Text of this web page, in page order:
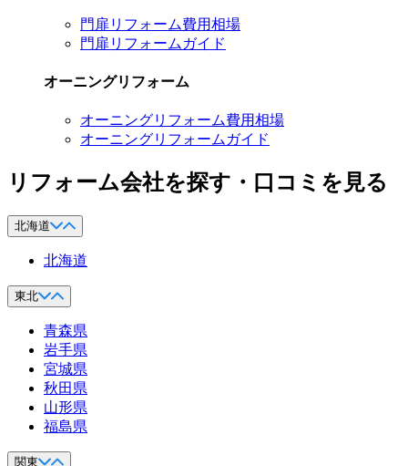
門扉リフォーム費用相場
門扉リフォームガイド
オーニングリフォーム
オーニングリフォーム費用相場
オーニングリフォームガイド
リフォーム会社を探す・口コミを見る
北海道
北海道
東北
青森県
岩手県
宮城県
秋田県
山形県
福島県
関東